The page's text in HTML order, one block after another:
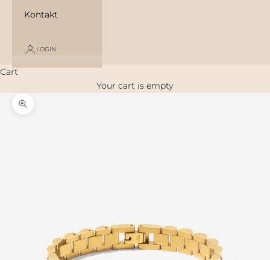
Kontakt
LOGIN
Cart
Your cart is empty
Zoom picture